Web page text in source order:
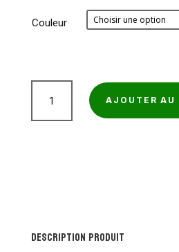
Couleur
270
AJOUTER AU
Description produit